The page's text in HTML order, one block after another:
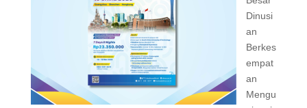
Dinusi
an
Berkes
empat
an
Mengu